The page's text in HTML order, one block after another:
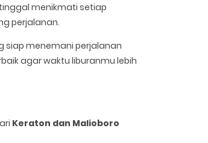
menikmati setiap
perjalanan.
siap menemani perjalanan
agar waktu liburanmu lebih
Keraton dan Malioboro